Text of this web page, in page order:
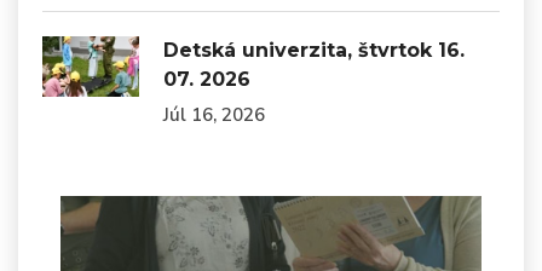
Detská univerzita, štvrtok 16.
07. 2026
Júl 16, 2026